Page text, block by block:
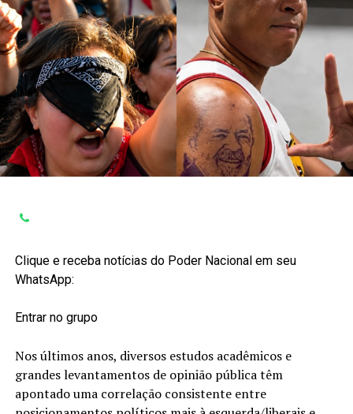
Clique e receba notícias do Poder Nacional em seu
WhatsApp:
Entrar no grupo
Nos últimos anos, diversos estudos acadêmicos e
grandes levantamentos de opinião pública têm
apontado uma correlação consistente entre